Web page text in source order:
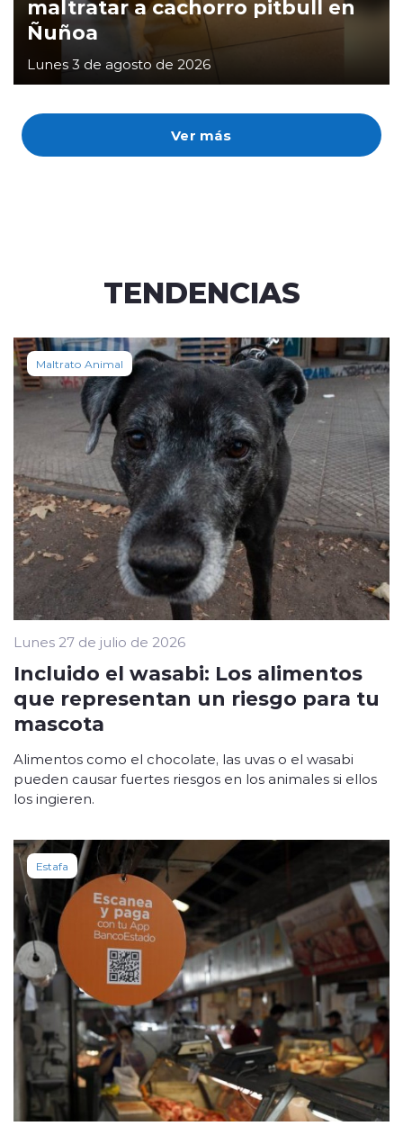
Ver más
maltratar a cachorro pitbull en
Ñuñoa
Lunes 3 de agosto de 2026
TENDENCIAS
Maltrato Animal
Lunes 27 de julio de 2026
Incluido el wasabi: Los alimentos
que representan un riesgo para tu
mascota
Alimentos como el chocolate, las uvas o el wasabi
pueden causar fuertes riesgos en los animales si ellos
los ingieren.
Estafa